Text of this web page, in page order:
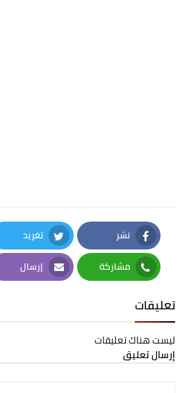
نشر
Facebook
تغريد
Twitter
مشاركة
Whatsapp
إرسال
Email
تعليقات
ليست هناك تعليقات
إرسال تعليق